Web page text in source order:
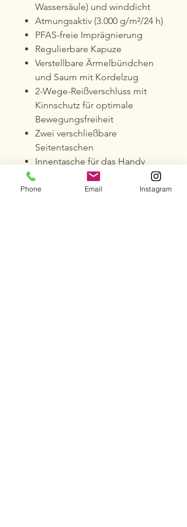
Wassersäule) und winddicht
Atmungsaktiv (3.000 g/m²/24 h)
PFAS-freie Imprägnierung
Regulierbare Kapuze
Verstellbare Ärmelbündchen
und Saum mit Kordelzug
2-Wege-Reißverschluss mit
Kinnschutz für optimale
Bewegungsfreiheit
Zwei verschließbare
Seitentaschen
Innentasche für das Handy
Leicht und komfortabel – ideal
für Alltag, Freizeit und
Phone Email Instagram